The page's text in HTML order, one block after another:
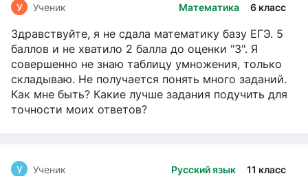
Математика 6 класс
У Ученик
Здравствуйте, я не сдала математику базу ЕГЭ. 5
баллов и не хватило 2 балла до оценки "3". Я
совершенно не знаю таблицу умножения, только
складываю. Не получается понять много заданий.
Как мне быть? Какие лучше задания подучить для
точности моих ответов?
Русский язык 11 класс
У Ученик